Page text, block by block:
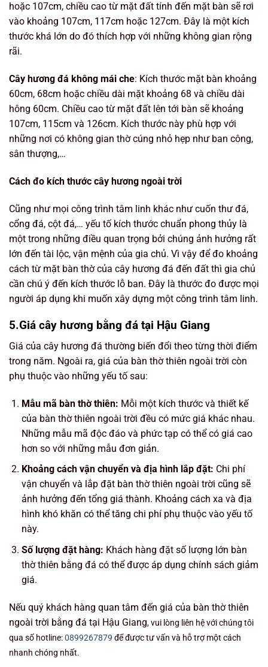
hoặc 107cm, chiều cao từ mặt đất tính đến mặt bàn sẽ rơi
vào khoảng 107cm, 117cm hoặc 127cm. Đây là một kích
thước khá lớn do đó thích hợp với những không gian rộng
rãi.
Cây hương đá không mái che: Kích thước mặt bàn khoảng
60cm, 68cm hoặc chiều dài mặt khoảng 68 và chiều dài
hông 60cm. Chiều cao từ mặt đất lên tới bàn sẽ khoảng
107cm, 115cm và 126cm. Kích thước này phù hợp với
những nơi có không gian thờ cúng nhỏ hẹp như ban công,
sân thượng,…
Cách đo kích thước cây hương ngoài trời
Cũng như mọi công trình tâm linh khác như cuốn thư đá,
cổng đá, cột đá,… yếu tố kích thước chuẩn phong thủy là
một trong những điều quan trọng bởi chúng ảnh hưởng rất
lớn đến tài lộc, vận mệnh của gia chủ. Vì vậy để đo khoảng
cách từ mặt bàn thờ của cây hương đá đến đất thì gia chủ
cần chú ý đến kích thước lỗ ban. Đây là thước đo được mọi
người áp dụng khi muốn xây dựng một công trình tâm linh.
5.Giá cây hương bằng đá tại Hậu Giang
Giá của cây hương đá thường biến đổi theo từng thời điểm
trong năm. Ngoài ra, giá của bàn thờ thiên ngoài trời còn
phụ thuộc vào những yếu tố sau:
Mẫu mã bàn thờ thiên: Mỗi một kích thước và thiết kế
của bàn thờ thiên ngoài trời đều có mức giá khác nhau.
Những mẫu mã độc đáo và phức tạp có thể có giá cao
hơn so với những mẫu đơn giản.
Khoảng cách vận chuyển và địa hình lắp đặt: Chi phí
vận chuyển và lắp đặt bàn thờ thiên ngoài trời cũng sẽ
ảnh hưởng đến tổng giá thành. Khoảng cách xa và địa
hình khó khăn có thể tăng chi phí phụ thuộc vào yếu tố
này.
Số lượng đặt hàng: Khách hàng đặt số lượng lớn bàn
thờ thiên bằng đá có thể được áp dụng chính sách giảm
giá.
Nếu quý khách hàng quan tâm đến giá của bàn thờ thiên
ngoài trời bằng đá tại Hậu Giang, vui lòng liên hệ với chúng tôi
qua số hotline:0899267879 để được tư vấn và hỗ trợ một cách
nhanh chóng nhất.